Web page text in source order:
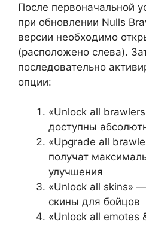
После первоначальной
при обновлении Nulls
версии необходимо
(расположено слева).
последовательно
опции:
«Unlock all
доступны
«Upgrade all
получат
улучшения
«Unlock all skins»
скины для бойцов
«Unlock all emotes